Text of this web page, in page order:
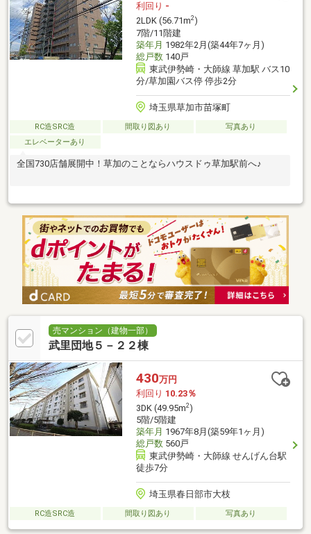
利回り -
2LDK (56.71m2)
7階/11階建
築年月 1982年2月(築44年7ヶ月)
総戸数140戸
東武伊勢崎・大師線 草加駅 バス10
分/草加園バス停 停歩2分
埼玉県草加市苗塚町
RC造SRC造 間取り図あり
写真あり
エレベーターあり
全国730店舗展開中！草加のことならハウスドゥ草加駅前へ♪
売マンション（建物一部）
武里団地５－２２棟
430万円
利回り 10.23％
3DK (49.95m2)
5階/5階建
築年月 1967年8月(築59年1ヶ月)
総戸数560戸
東武伊勢崎・大師線 せんげん台駅
徒歩7分
埼玉県春日部市大枝
RC造SRC造 間取り図あり 写真あり